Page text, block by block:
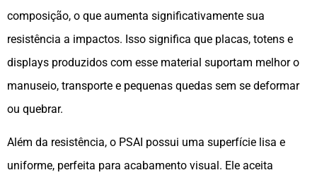
composição, o que aumenta significativamente sua
resistência a impactos. Isso significa que placas, totens e
displays produzidos com esse material suportam melhor o
manuseio, transporte e pequenas quedas sem se deformar
ou quebrar.
Além da resistência, o PSAI possui uma superfície lisa e
uniforme, perfeita para acabamento visual. Ele aceita